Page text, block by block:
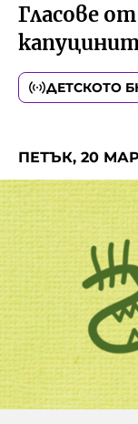
Детско
Чуйте
Новините
Песнички
Нашите
Приказки
История
Музикална
От соул до
Игри
Кои сме
За вас,
БНР
БНР
Архивен
Гласове
ДЕТСКОТО
ПЕТЪК, 20